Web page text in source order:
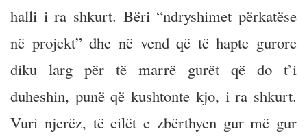
halli i ra shkurt. Bëri “ndryshimet përkatëse
në projekt” dhe në vend që të hapte gurore
diku larg për të marrë gurët që do t’i
duheshin, punë që kushtonte kjo, i ra shkurt.
Vuri njerëz, të cilët e zbërthyen gur më gur